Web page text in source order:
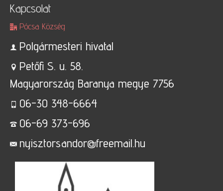
Kapcsolat
Pócsa Község
Polgármesteri hivatal
Petőfi S. u. 58.
Magyarország Baranya megye 7756
06-30 348-6664
06-69 373-696
nyisztorsandor@freemail.hu